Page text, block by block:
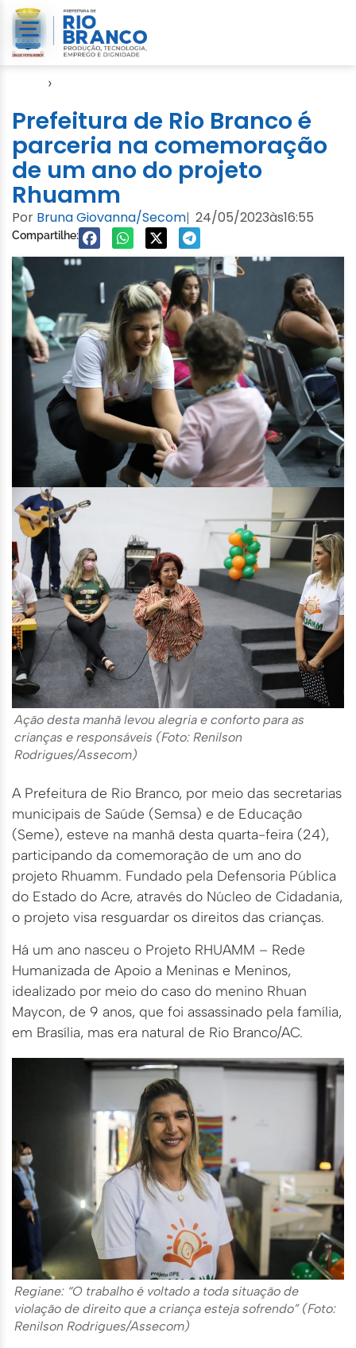
›
Prefeitura de Rio Branco é
parceria na comemoração
de um ano do projeto
Rhuamm
Por Bruna Giovanna/Secom| 24/05/2023às16:55
Compartilhe:
Ação desta manhã levou alegria e conforto para as
crianças e responsáveis (Foto: Renilson
Rodrigues/Assecom)
A Prefeitura de Rio Branco, por meio das secretarias
municipais de Saúde (Semsa) e de Educação
(Seme), esteve na manhã desta quarta-feira (24),
participando da comemoração de um ano do
projeto Rhuamm. Fundado pela Defensoria Pública
do Estado do Acre, através do Núcleo de Cidadania,
o projeto visa resguardar os direitos das crianças.
Há um ano nasceu o Projeto RHUAMM – Rede
Humanizada de Apoio a Meninas e Meninos,
idealizado por meio do caso do menino Rhuan
Maycon, de 9 anos, que foi assassinado pela família,
em Brasília, mas era natural de Rio Branco/AC.
Regiane: “O trabalho é voltado a toda situação de
violação de direito que a criança esteja sofrendo” (Foto:
Renilson Rodrigues/Assecom)